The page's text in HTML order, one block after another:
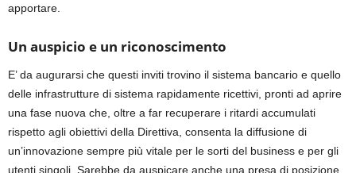
apportare.
Un auspicio e un riconoscimento
E’ da augurarsi che questi inviti trovino il sistema bancario e quello
delle infrastrutture di sistema rapidamente ricettivi, pronti ad aprire
una fase nuova che, oltre a far recuperare i ritardi accumulati
rispetto agli obiettivi della Direttiva, consenta la diffusione di
un’innovazione sempre più vitale per le sorti del business e per gli
utenti singoli. Sarebbe da auspicare anche una presa di posizione